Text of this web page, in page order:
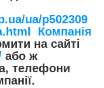
ua/p502309
Компанія
на сайті
або ж
телефони